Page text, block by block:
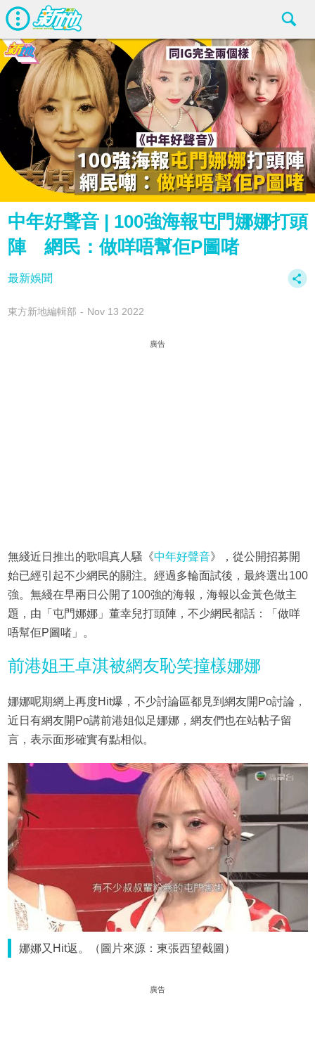
中年好聲音 | 100強海報屯門娜娜打頭
陣 網民：做咩唔幫佢P圖啫
最新娛聞
東方新地編輯部 Nov 13 2022
廣告
無綫近日推出的歌唱真人騷《中年好聲音》，從公開招募開
始已經引起不少網民的關注。經過多輪面試後，最終選出100
強。無綫在早兩日公開了100強的海報，海報以金黃色做主
題，由「屯門娜娜」董幸兒打頭陣，不少網民都話：「做咩
唔幫佢P圖啫」。
前港姐王卓淇被網友恥笑撞樣娜娜
娜娜呢期網上再度Hit爆，不少討論區都見到網友開Po討論，
近日有網友開Po講前港姐似足娜娜，網友們也在站帖子留
言，表示面形確實有點相似。
娜娜又Hit返。（圖片來源：東張西望截圖）
廣告